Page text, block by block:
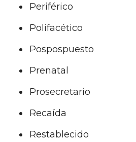
Periférico
Polifacético
Pospospuesto
Prenatal
Prosecretario
Recaída
Restablecido